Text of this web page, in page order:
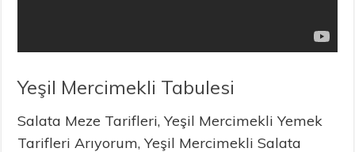
Yeşil Mercimekli Tabulesi
Salata Meze Tarifleri, Yeşil Mercimekli Yemek
Tarifleri Arıyorum, Yeşil Mercimekli Salata